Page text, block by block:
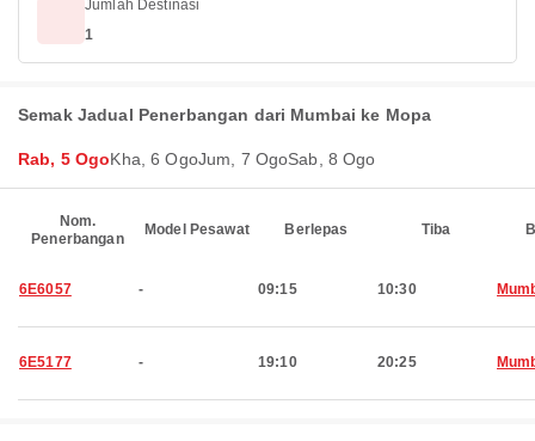
Jumlah Destinasi
1
Semak Jadual Penerbangan dari Mumbai ke Mopa
Rab, 5 OgoKha, 6 OgoJum, 7 OgoSab, 8 Ogo
Nom.
Penerbangan
Model Pesawat Berlepas Tiba
6E6057 - 09:15 10:30
6E5177 - 19:10 20:25